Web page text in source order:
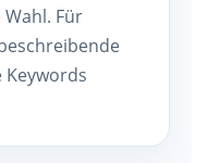
Für